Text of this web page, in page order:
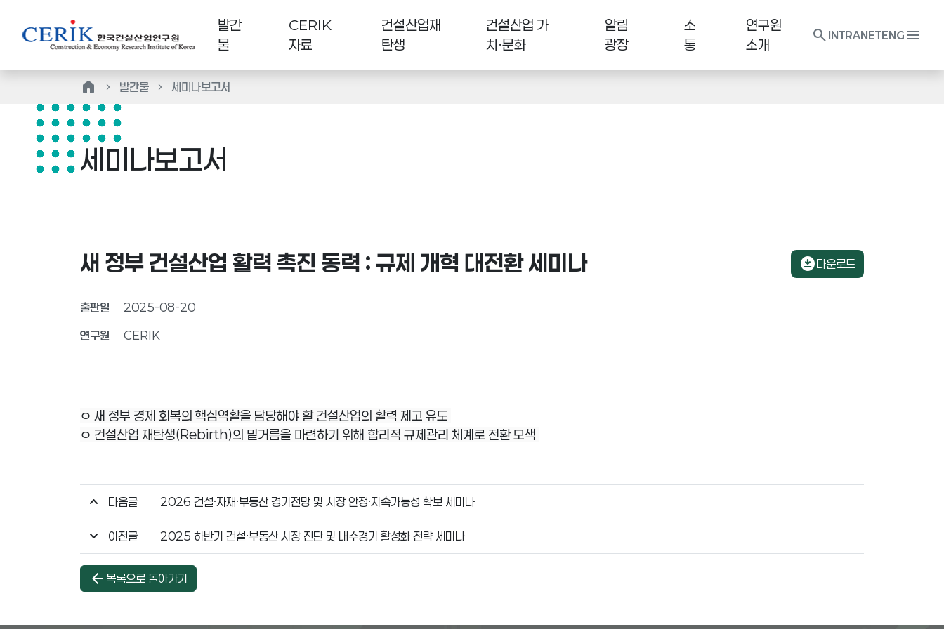
발간
물
CERIK
자료
건설산업재
탄생
건설산업 가
치·문화
알림
광장
소
통
연구원
소개
search INTRANETENG menu
home 발간물 세미나보고서
세미나보고서
새 정부 건설산업 활력 촉진 동력 : 규제 개혁 대전환 세미나
출판일 2025-08-20
연구원 CERIK
download_for_offline다운로드
ㅇ 새 정부 경제 회복의 핵심역활을 담당해야 할 건설산업의 활력 제고 유도
ㅇ 건설산업 재탄생(Rebirth)의 밑거름을 마련하기 위해 합리적 규제관리 체계로 전환 모색
다음글 2026 건설·자재·부동산 경기전망 및 시장 안정·지속가능성 확보 세미나
이전글 2025 하반기 건설·부동산 시장 진단 및 내수경기 활성화 전략 세미나
arrow_back 목록으로 돌아가기